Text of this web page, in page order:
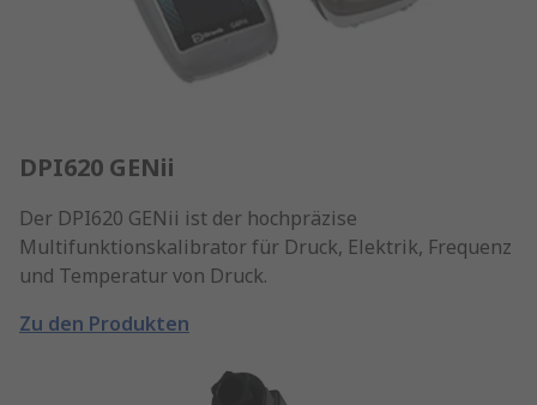
DPI620 GENii
Der DPI620 GENii ist der hochpräzise
Multifunktionskalibrator für Druck, Elektrik, Frequenz
und Temperatur von Druck.
Zu den Produkten